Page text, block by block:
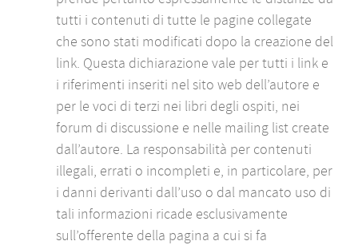
tutti i contenuti di tutte le pagine collegate
che sono stati modificati dopo la creazione del
link. Questa dichiarazione vale per tutti i link e
i riferimenti inseriti nel sito web dell’autore e
per le voci di terzi nei libri degli ospiti, nei
forum di discussione e nelle mailing list create
dall’autore. La responsabilità per contenuti
illegali, errati o incompleti e, in particolare, per
i danni derivanti dall’uso o dal mancato uso di
tali informazioni ricade esclusivamente
sull’offerente della pagina a cui si fa